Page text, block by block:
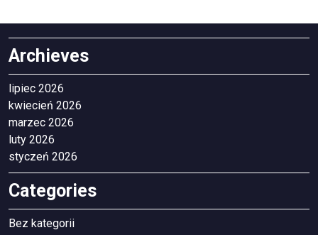
Archieves
lipiec 2026
kwiecień 2026
marzec 2026
luty 2026
styczeń 2026
Categories
Bez kategorii